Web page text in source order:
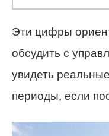
Эти цифры
обсудить с
увидеть
периоды, если